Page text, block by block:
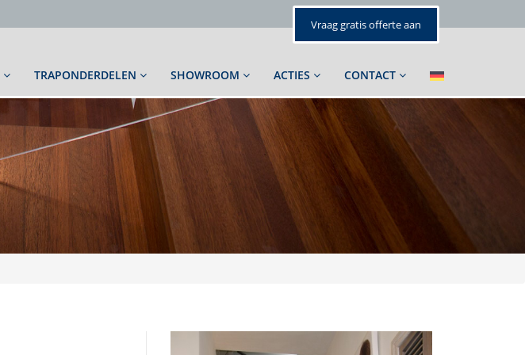
Vraag gratis offerte aan
TRAPONDERDELEN SHOWROOM ACTIES CONTACT